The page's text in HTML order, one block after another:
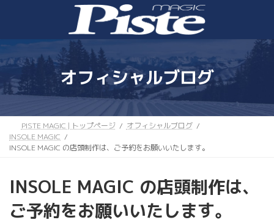
ン
へ
キ
プ
ー
ョ
に
動
オフィシャルブログ
PISTE MAGIC | トップページ
オフィシャルブログ
INSOLE MAGIC
INSOLE MAGIC の店頭制作は、ご予約をお願いいたします。
INSOLE MAGIC の店頭制作は、
ご予約をお願いいたします。